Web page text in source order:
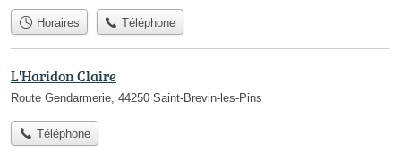
Horaires Téléphone
L'Haridon Claire
Route Gendarmerie, 44250 Saint-Brevin-les-Pins
Téléphone